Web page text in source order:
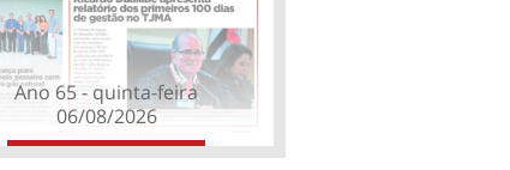
Ano 65 - quinta-feira
06/08/2026